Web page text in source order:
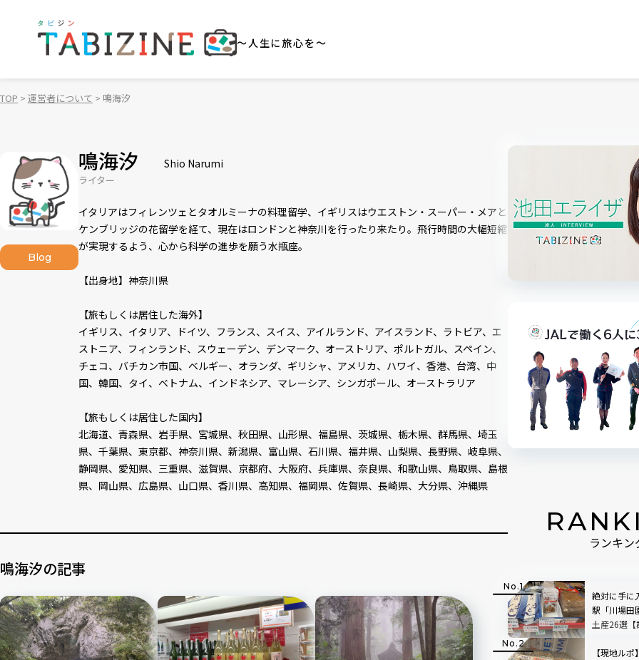
～人生に旅心を～
TOP 運営者について 鳴海汐
Blog
鳴海汐 Shio Narumi
ライター
イタリアはフィレンツェとタオルミーナの料理留学、イギリスはウエストン・スーパー・メアと
ケンブリッジの花留学を経て、現在はロンドンと神奈川を行ったり来たり。飛行時間の大幅短縮
が実現するよう、心から科学の進歩を願う水瓶座。
【出身地】神奈川県
【旅もしくは居住した海外】
イギリス、イタリア、ドイツ、フランス、スイス、アイルランド、アイスランド、ラトビア、エ
ストニア、フィンランド、スウェーデン、デンマーク、オーストリア、ポルトガル、スペイン、
チェコ、バチカン市国、ベルギー、オランダ、ギリシャ、アメリカ、ハワイ、香港、台湾、中
国、韓国、タイ、ベトナム、インドネシア、マレーシア、シンガポール、オーストラリア
【旅もしくは居住した国内】
北海道、青森県、岩手県、宮城県、秋田県、山形県、福島県、茨城県、栃木県、群馬県、埼玉
県、千葉県、東京都、神奈川県、新潟県、富山県、石川県、福井県、山梨県、長野県、岐阜県、
静岡県、愛知県、三重県、滋賀県、京都府、大阪府、兵庫県、奈良県、和歌山県、鳥取県、島根
県、岡山県、広島県、山口県、香川県、高知県、福岡県、佐賀県、長崎県、大分県、沖縄県
鳴海汐の記事
ランキン
絶対に手に
駅「川場田
土産26選
【現地ル